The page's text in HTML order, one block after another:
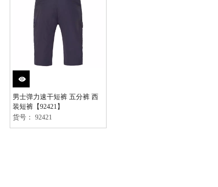
男士弹力速干短裤 五分裤 西
装短裤【92421】
货号：
92421